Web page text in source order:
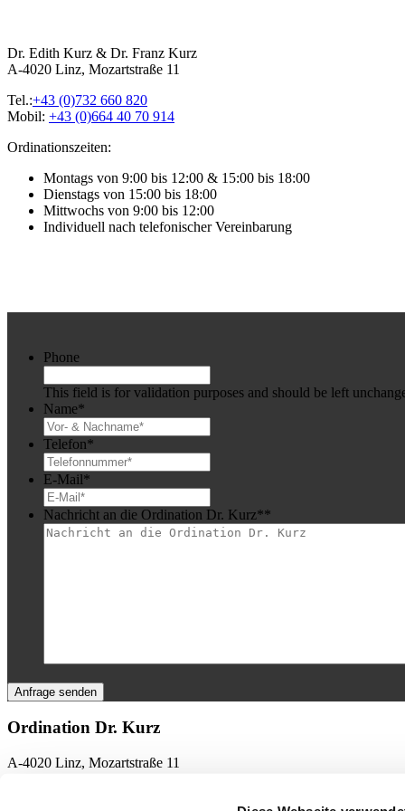
Dr. Edith Kurz & Dr. Franz Kurz
A-4020 Linz, Mozartstraße 11
Tel.:+43 (0)732 660 820
Mobil: +43 (0)664 40 70 914
Ordinationszeiten:
Montags von 9:00 bis 12:00 & 15:00 bis 18:00
Dienstags von 15:00 bis 18:00
Mittwochs von 9:00 bis 12:00
Individuell nach telefonischer Vereinbarung
Phone
This field is for validation purposes and should be left
Name*
Telefon*
E-Mail*
Nachricht an die Ordination Dr. Kurz**
Ordination Dr. Kurz
A-4020 Linz, Mozartstraße 11